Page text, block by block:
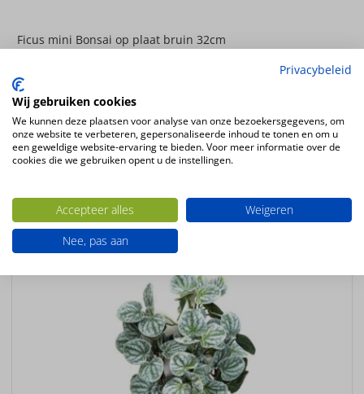
Ficus mini Bonsai op plaat bruin 32cm
32cm
Plantsoort
Bonsai
Productconfiguratie
Ook interessant
Privacybeleid
Wij gebruiken cookies
We kunnen deze plaatsen voor analyse van onze bezoekersgegevens, om
onze website te verbeteren, gepersonaliseerde inhoud te tonen en om u
een geweldige website-ervaring te bieden. Voor meer informatie over de
cookies die we gebruiken opent u de instellingen.
Accepteer alles
Weigeren
Nee, pas aan